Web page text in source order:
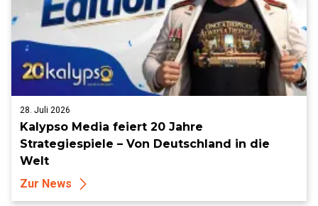
28. Juli 2026
Kalypso Media feiert 20 Jahre
Strategiespiele – Von Deutschland in die
Welt
Zur News